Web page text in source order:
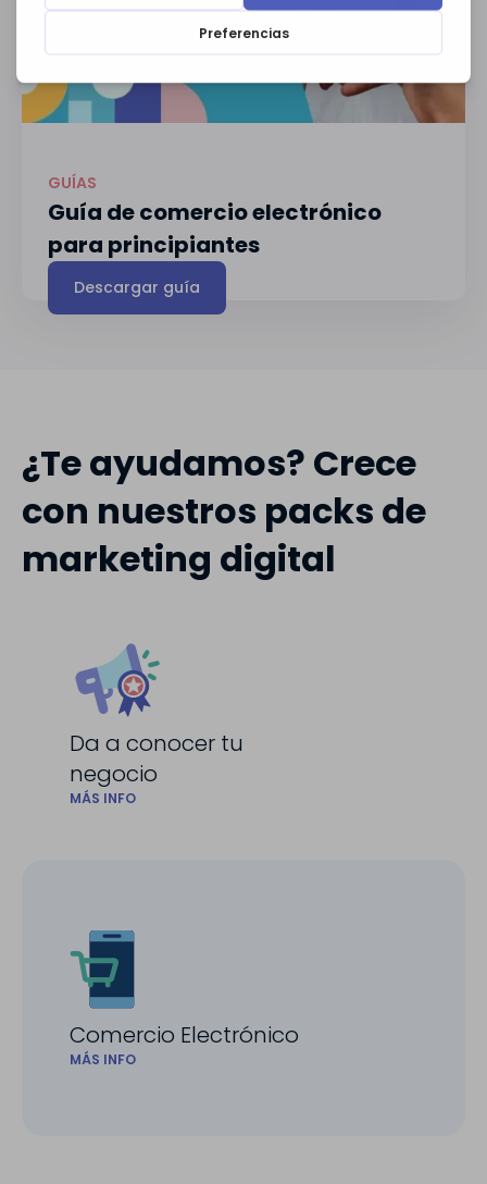
GUÍAS
Guía de comercio electrónico
para principiantes
Descargar guía
¿Te ayudamos? Crece
con nuestros packs de
marketing digital
Da a conocer tu
negocio
MÁS INFO
Comercio Electrónico
MÁS INFO